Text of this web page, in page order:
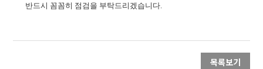
반드시 꼼꼼히 점검을 부탁드리겠습니다.
목록보기